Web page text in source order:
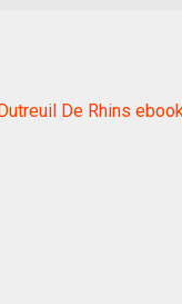
De Rhins